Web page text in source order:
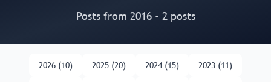
Posts from 2016- 2 posts
2026 (10) 2025 (20) 2024 (15) 2023 (11)